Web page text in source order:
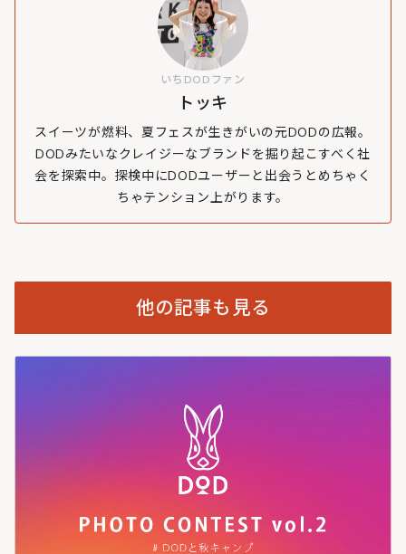
いちDODファン
トッキ
スイーツが燃料、夏フェスが生きがいの元DODの広報。
DODみたいなクレイジーなブランドを掘り起こすべく社
会を探索中。探検中にDODユーザーと出会うとめちゃく
ちゃテンション上がります。
他の記事も見る